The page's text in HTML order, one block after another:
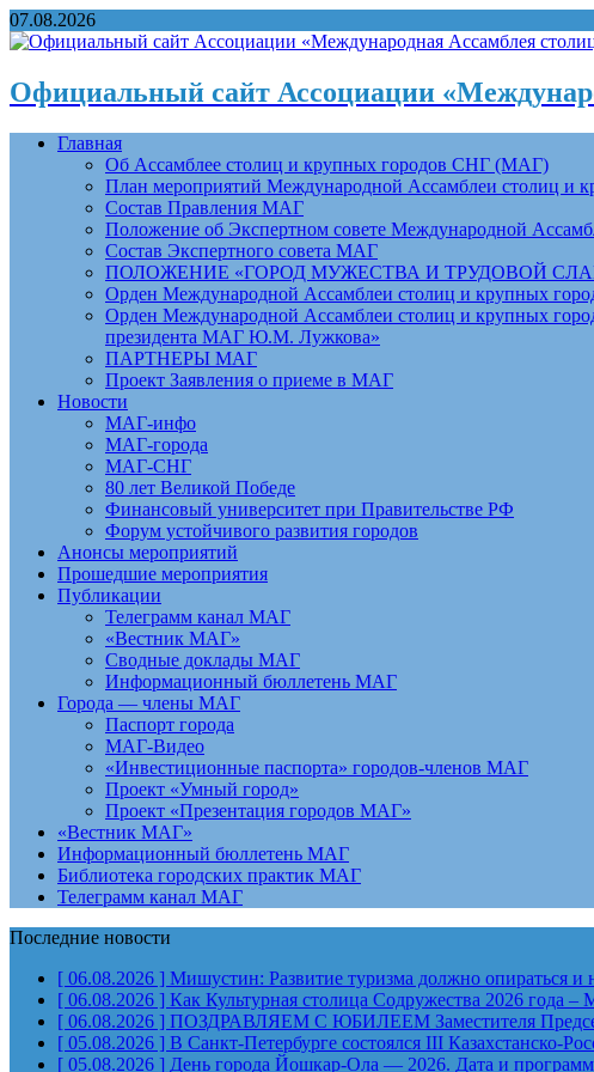
07.08.2026
Официальный сайт Ассоциации
Главная
Об Ассамблее столиц и крупных городов СНГ (МАГ)
План мероприятий Международной Ассамблеи столиц и
Состав Правления МАГ
Положение об Экспертном совете Международной
Состав Экспертного совета МАГ
ПОЛОЖЕНИЕ «ГОРОД МУЖЕСТВА И ТРУДОВОЙ
Орден Международной Ассамблеи столиц и крупных
Орден Международной Ассамблеи столиц и крупных
президента МАГ Ю.М. Лужкова»
ПАРТНЕРЫ МАГ
Проект Заявления о приеме в МАГ
Новости
МАГ-инфо
МАГ-города
МАГ-СНГ
80 лет Великой Победе
Финансовый университет при Правительстве РФ
Форум устойчивого развития городов
Анонсы мероприятий
Прошедшие мероприятия
Публикации
Телеграмм канал МАГ
«Вестник МАГ»
Сводные доклады МАГ
Информационный бюллетень МАГ
Города — члены МАГ
Паспорт города
МАГ-Видео
«Инвестиционные паспорта» городов-членов МАГ
Проект «Умный город»
Проект «Презентация городов МАГ»
«Вестник МАГ»
Информационный бюллетень МАГ
Библиотека городских практик МАГ
Телеграмм канал МАГ
Последние новости
[ 06.08.2026 ] Мишустин: Развитие туризма должно опираться и
[ 06.08.2026 ] Как Культурная столица Содружества 2026 года –
[ 06.08.2026 ] ПОЗДРАВЛЯЕМ С ЮБИЛЕЕМ Заместителя
[ 05.08.2026 ] В Санкт-Петербурге состоялся III Казахстанско-
[ 05.08.2026 ] День города Йошкар-Ола — 2026. Дата и